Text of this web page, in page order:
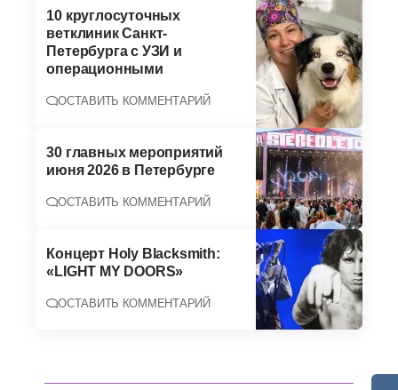
10 круглосуточных
ветклиник Санкт-
Петербурга с УЗИ и
операционными
ОСТАВИТЬ КОММЕНТАРИЙ
30 главных мероприятий
июня 2026 в Петербурге
ОСТАВИТЬ КОММЕНТАРИЙ
Концерт Holy Blacksmith:
«LIGHT MY DOORS»
ОСТАВИТЬ КОММЕНТАРИЙ